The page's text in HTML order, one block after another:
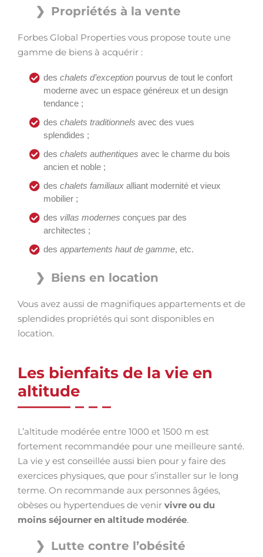
Propriétés à la vente
Forbes Global Properties vous propose toute une
gamme de biens à acquérir :
des chalets d’exception pourvus de tout le confort
moderne avec un espace généreux et un design
tendance ;
des chalets traditionnels avec des vues
splendides ;
des chalets authentiques avec le charme du bois
ancien et noble ;
des chalets familiaux alliant modernité et vieux
mobilier ;
des villas modernes conçues par des
architectes ;
des appartements haut de gamme, etc.
Biens en location
Vous avez aussi de magnifiques appartements et de
splendides propriétés qui sont disponibles en
location.
Les bienfaits de la vie en
altitude
L’altitude modérée entre 1000 et 1500 m est
fortement recommandée pour une meilleure santé.
La vie y est conseillée aussi bien pour y faire des
exercices physiques, que pour s’installer sur le long
terme. On recommande aux personnes âgées,
obèses ou hypertendues de venir vivre ou du
moins séjourner en altitude modérée.
Lutte contre l’obésité